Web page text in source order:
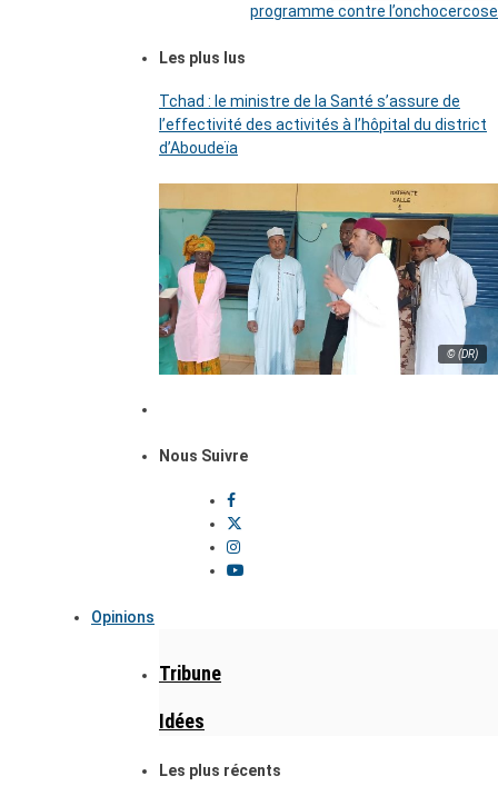
programme contre l’onchocercose
Les plus lus
Tchad : le ministre de la Santé s’assure de
l’effectivité des activités à l’hôpital du district
d’Aboudeïa
© (DR)
Nous Suivre
Opinions
Tribune
Idées
Les plus récents